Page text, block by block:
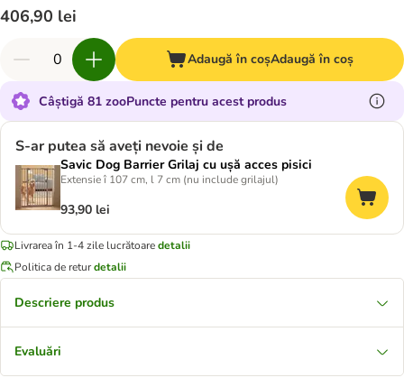
406,90 lei
Adaugă în coșAdaugă în coș
Câștigă 81 zooPuncte pentru acest produs
S-ar putea să aveți nevoie și de
Savic Dog Barrier Grilaj cu ușă acces pisici
Extensie î 107 cm, l 7 cm (nu include grilajul)
93,90 lei
Livrarea în 1-4 zile lucrătoaredetalii
Politica de returdetalii
Descriere produs
Evaluări